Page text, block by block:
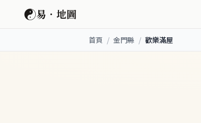
☯易．地圖
首頁 / 金門縣 / 歡樂滿屋